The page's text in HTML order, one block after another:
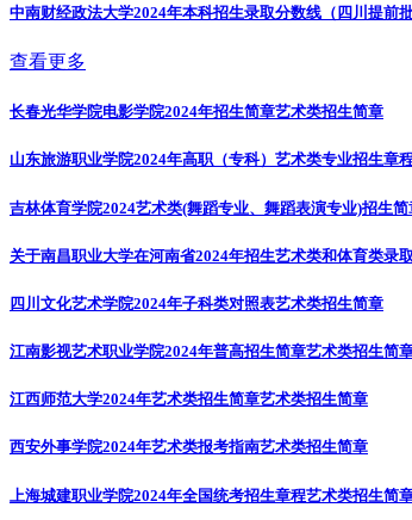
中南财经政法大学2024年本科招生录取分数线（四川提前
查看更多
长春光华学院电影学院2024年招生简章艺术类招生简章
山东旅游职业学院2024年高职（专科）艺术类专业招生章
吉林体育学院2024艺术类(舞蹈专业、舞蹈表演专业)招生简
关于南昌职业大学在河南省2024年招生艺术类和体育类录
四川文化艺术学院2024年子科类对照表艺术类招生简章
江南影视艺术职业学院2024年普高招生简章艺术类招生简
江西师范大学2024年艺术类招生简章艺术类招生简章
西安外事学院2024年艺术类报考指南艺术类招生简章
上海城建职业学院2024年全国统考招生章程艺术类招生简